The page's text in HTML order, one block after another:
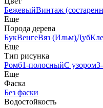
БежевыйВинтаж
Еще
Порода дерева
БукВенгеВяз (Ильм)Дуб
Еще
Тип рисунка
Ромб1-полосныйС узором
Еще
Фаска
Без фаски
Водостойкость